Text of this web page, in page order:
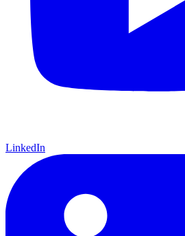
LinkedIn